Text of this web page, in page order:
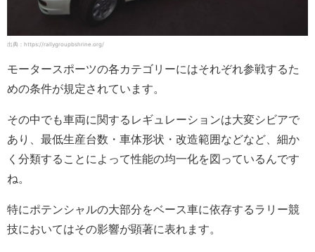
出典：https://rallygroupbshrine.org/
モータースポーツの各カテゴリーにはそれぞれ参戦するた
めの条件が規定されています。
その中でも車両に関するレギュレーションは大変シビアで
あり、最低生産台数・車体形状・改造範囲などなど、細か
く分類することによって性能の均一化を図っているんです
ね。
特にポテンシャルの大部分をベース車に依存するラリー競
技においてはその影響が顕著に表れます。